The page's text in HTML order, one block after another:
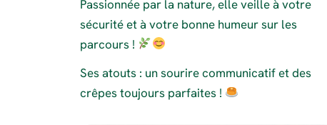
Passionnée par la nature, elle veille à votre
sécurité et à votre bonne humeur sur les
parcours !
Ses atouts : un sourire communicatif et des
crêpes toujours parfaites !